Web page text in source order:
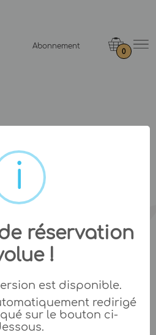
Abonnement
0
réservation
!
est disponible.
redirigé
sur le bouton ci-